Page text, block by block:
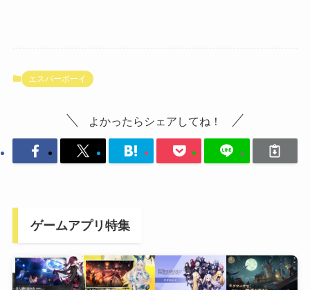
エスパーボーイ
よかったらシェアしてね！
ゲームアプリ特集